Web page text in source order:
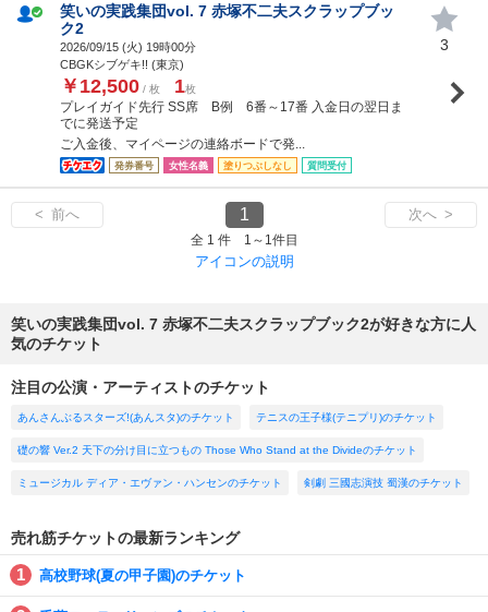
笑いの実践集団vol. 7 赤塚不二夫スクラップブッ
ク2
2026/09/15 (火) 19時00分
CBGKシブゲキ!! (東京)
￥12,500 / 枚 1枚
プレイガイド先行 SS席 B例 6番～17番 入金日の翌日ま
でに発送予定
ご入金後、マイページの連絡ボードで発...
発券番号 女性名義 塗りつぶしなし 質問受付
3
< 前へ 1 次へ >
全 1 件 1～1件目
アイコンの説明
笑いの実践集団vol. 7 赤塚不二夫スクラップブック2が好きな方に人
気のチケット
注目の公演・アーティストのチケット
あんさんぶるスターズ!(あんスタ)のチケット テニスの王子様(テニプリ)のチケット
礎の響 Ver.2 天下の分け目に立つもの Those Who Stand at the Divideのチケット
ミュージカル ディア・エヴァン・ハンセンのチケット 剣劇 三國志演技 蜀漢のチケット
売れ筋チケットの最新ランキング
高校野球(夏の甲子園)のチケット